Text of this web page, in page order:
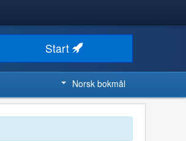
Start
Norsk bokmål